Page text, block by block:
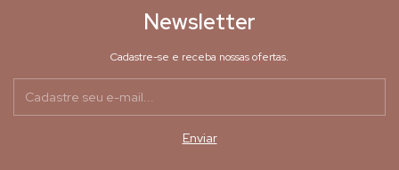
Newsletter
Cadastre-se e receba nossas ofertas.